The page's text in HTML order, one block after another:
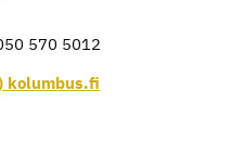
570 5012
kolumbus.fi